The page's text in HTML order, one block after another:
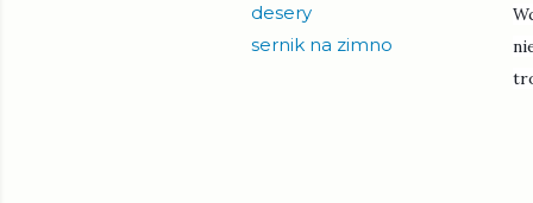
desery
sernik na zimno